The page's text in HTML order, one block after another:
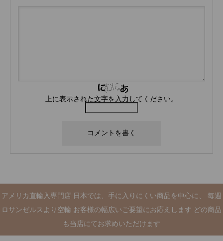
上に表示された文字を入力してください。
アメリカ直輸入専門店 日本では、手に入りにくい商品を中心に、 毎週
ロサンゼルスより空輸 お客様の幅広いご要望にお応えします どの商品
も当店にてお求めいただけます